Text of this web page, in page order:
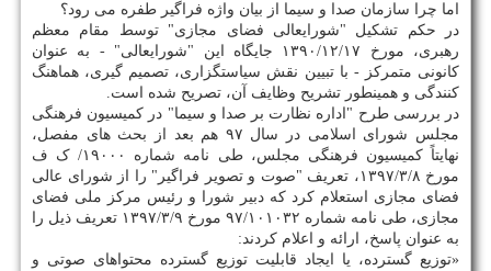
اما چرا سازمان صدا و سیما از بیان واژه فراگیر طفره می‏ رود؟
در حکم تشکیل "شورایعالی فضای مجازی" توسط مقام معظم
رهبری، مورخ ۱۳۹۰/۱۲/۱۷ جایگاه این "شورایعالی" - به عنوان
کانونی متمرکز - با تبیین نقش سیاستگزاری، تصمیم‏ گیری، هماهنگ
کنندگی و همینطور تشریح وظایف آن، تصریح شده است.
در بررسی طرح "اداره نظارت بر صدا و سیما" در کمیسیون فرهنگی
مجلس شورای اسلامی در سال ۹۷ هم بعد از بحث های مفصل،
نهایتاً کمیسیون فرهنگی مجلس، طی نامه شماره ۱۹۰۰۰‏/ ک ف
مورخ ۸‏/۳‏/۱۳۹۷، تعریف "صوت و تصویر فراگیر" را از شورای عالی
فضای مجازی استعلام کرد که دبیر شورا و رئیس مرکز ملی فضای
مجازی، طی نامه شماره ۱۰۱۰۳۲‏/۹۷ مورخ ۹‏/۳‏/۱۳۹۷ تعریف ذیل را
به عنوان پاسخ، ارائه و اعلام کردند:
«توزیع گسترده، یا ایجاد قابلیت توزیع گسترده محتواهای صوتی و